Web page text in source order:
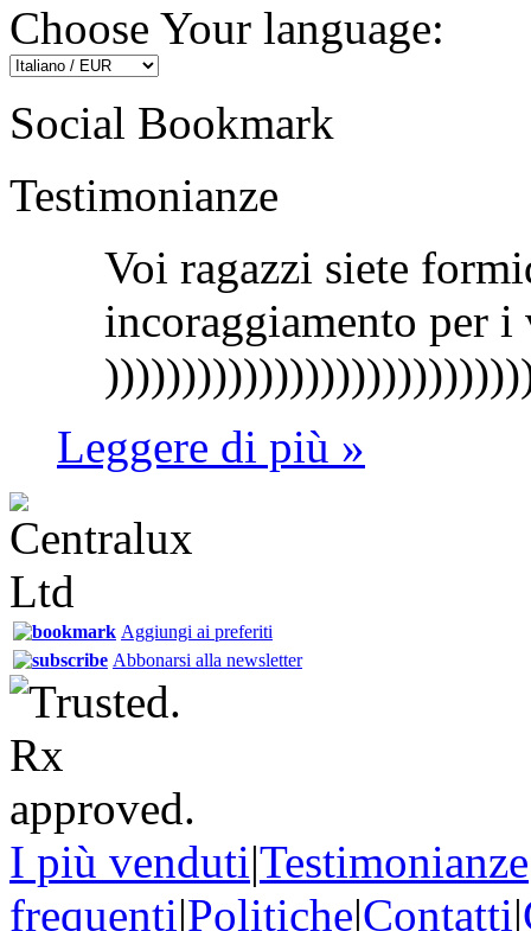
Choose Your language:
Social Bookmark
Testimonianze
Voi ragazzi siete
incoraggiamento per
Leggere di più »
Aggiungi ai preferiti
Abbonarsi alla newsletter
I più venduti|Testimonianze
frequenti|Politiche|Contatti|